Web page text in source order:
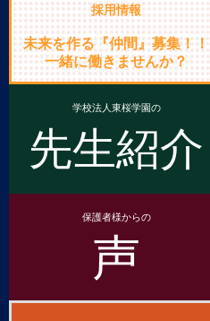
採用情報
未来を作る『仲間』募集！！
一緒に働きませんか？
学校法人東桜学園の
先生紹介
保護者様からの
声